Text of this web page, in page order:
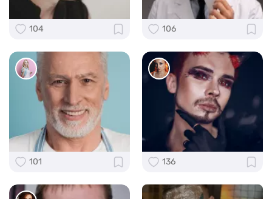
104 106
101 136